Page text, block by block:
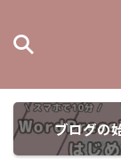
ブログの